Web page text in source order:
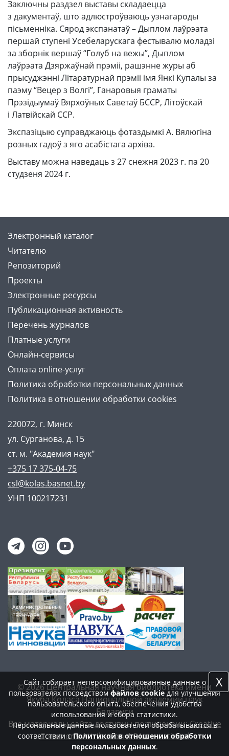
Заключны раздзел выставы складаецца
з дакументаў, што адлюстроўваюць узнагароды
пісьменніка. Сярод экспанатаў – Дыплом лаўрэата
першай ступені Усебеларускага фестывалю моладзі
за зборнік вершаў “Голуб на вежы”, Дыплом
лаўрэата Дзяржаўнай прэміі, рашэнне журы аб
прысуджэнні Літаратурнай прэміі імя Янкі Купалы за
паэму “Вецер з Волгі”, Ганаровыя граматы
Прэзідыумаў Вярхоўных Саветаў БССР, Літоўскай
і Латвійскай ССР.
Экспазіцыю суправджаюць фотаздымкі А. Вялюгіна
розных гадоў з яго асабістага архіва.
Выставу можна наведаць з 27 снежня 2023 г. па 20
студзеня 2024 г.
Электронный каталог
Читателю
Репозиторий
Проекты
Электронные ресурсы
Публикационная активность
Перечень журналов
Платные услуги
Онлайн-сервисы
Оплата online-услуг
Политика обработки персональных данных
Политика в отношении обработки cookies
220072, г. Минск
ул. Сурганова, д. 15
ст. м. "Академия наук"
+375 17 375-04-75
csl@kolas.basnet.by
УНП 100217231
© 2026 Центральная научная библиотека имени
Якуба Коласа Национальной академии наук
Беларуси
Все материалы сайта доступны по лицензии:Creative
Commons Attribution 4.0 International
Сайт собирает неперсонифицированные данные о
пользователях посредствомфайлов cookieдля улучшения
пользовательского опыта, обеспечения удобства
использования и сбора статистики.
Персональные данные пользователей обрабатываются в
соответствии сПолитикой в отношении обработки
персональных данных.
X